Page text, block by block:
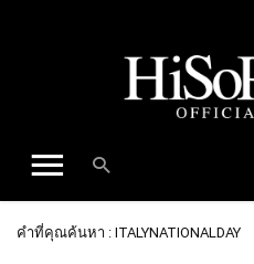
คำที่คุณค้นหา : ITALYNATIONALDAY